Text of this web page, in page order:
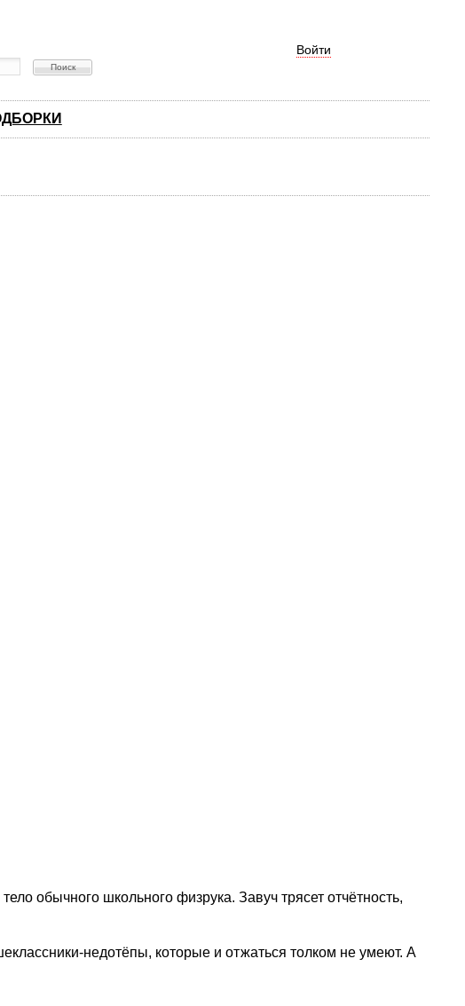
Войти
обычного школьного физрука. Завуч трясет отчётность,
недотёпы, которые и отжаться толком не умеют. А